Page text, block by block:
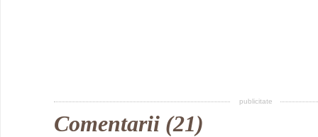
publicitate
Comentarii (21)